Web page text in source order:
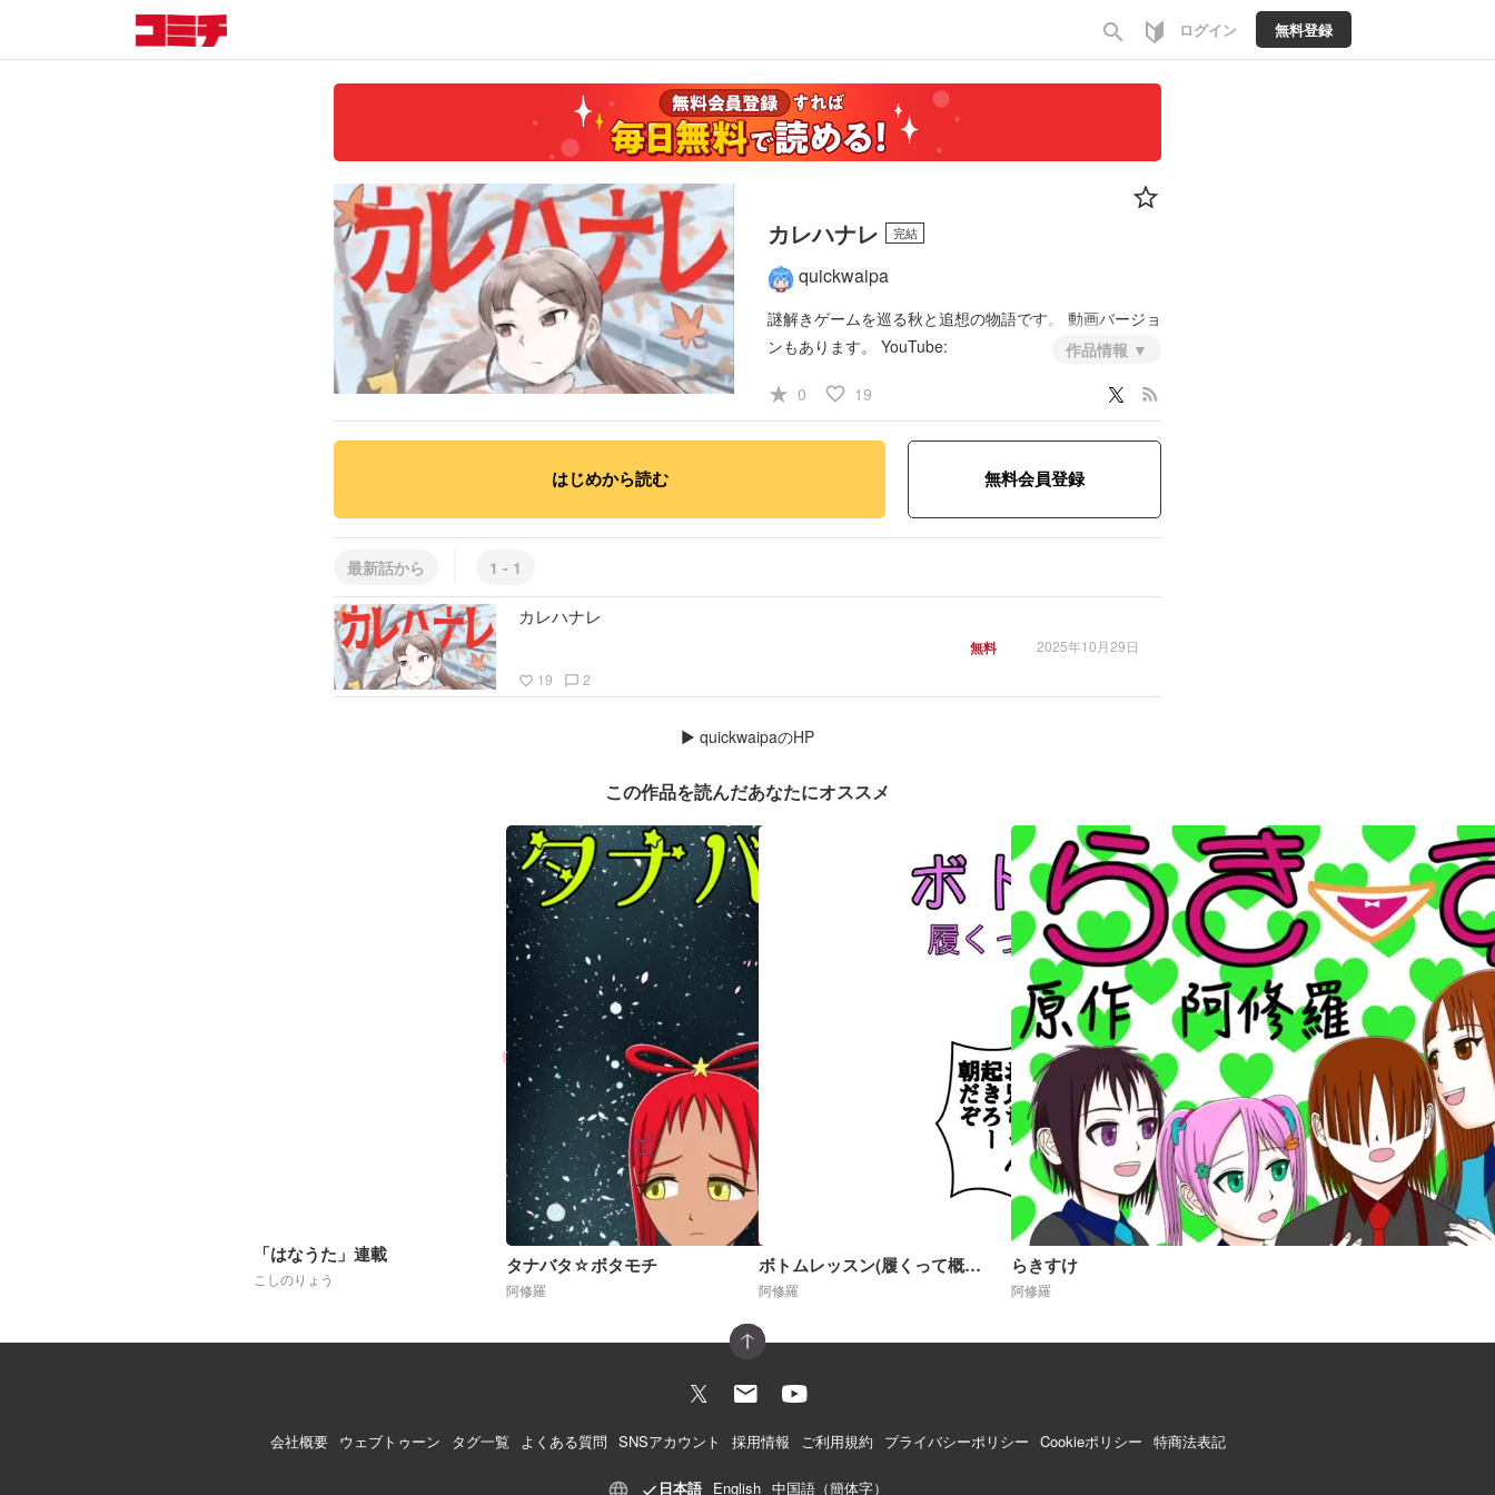
search ログイン 無料登録
カレハナレ 完結
quickwaipa
謎解きゲームを巡る秋と追想の物語です。 動画バージョ
ンもあります。 YouTube:
同タイトルの楽曲をSpotifyをはじめとした各配信サイト
で配信中です。
#ミステリー・ホラー
#ヒューマン・ドラマ
作品情報
star_rate 0 favorite_border 19 rss_feed
はじめから読む 無料会員登録
最新話から 1 - 1
カレハナレ
2025年10月29日
favorite_border 19 chat_bubble_outline 2
無料
▶ quickwaipaのHP
この作品を読んだあなたにオススメ
「はなうた」連載
こしのりょう
タナバタ☆ボタモチ
阿修羅
ボトムレッスン(履くって概念が崩壊した世界)R18
阿修羅
らきすけ
阿修羅
会社概要 ウェブトゥーン タグ一覧 よくある質問 SNSアカウント 採用情報 ご利用規約 プライバシーポリシー Cookieポリシー 特商法表記
日本語 English 中国語（簡体字）